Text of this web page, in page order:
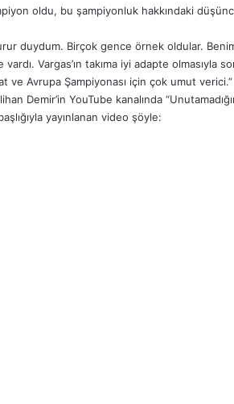
oldu, bu şampiyonluk hakkındaki
duydum. Birçok gence örnek oldular.
vardı. Vargas’ın takıma iyi adapte olmasıyla
ve Avrupa Şampiyonası için çok umut verici.”
Demir’in YouTube kanalında
yayınlanan video şöyle: